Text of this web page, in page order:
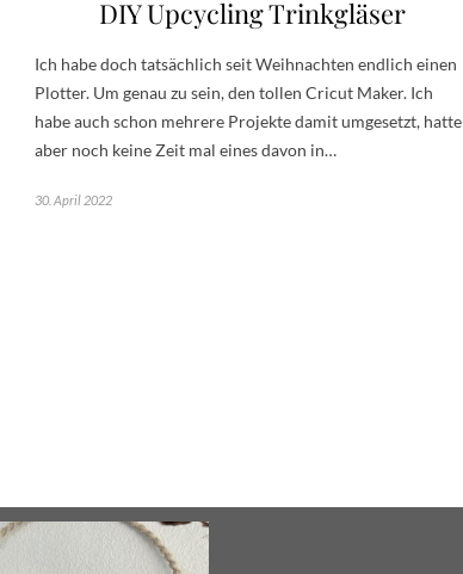
DIY Upcycling Trinkgläser
Ich habe doch tatsächlich seit Weihnachten endlich einen
Plotter. Um genau zu sein, den tollen Cricut Maker. Ich
habe auch schon mehrere Projekte damit umgesetzt, hatte
aber noch keine Zeit mal eines davon in…
30. April 2022